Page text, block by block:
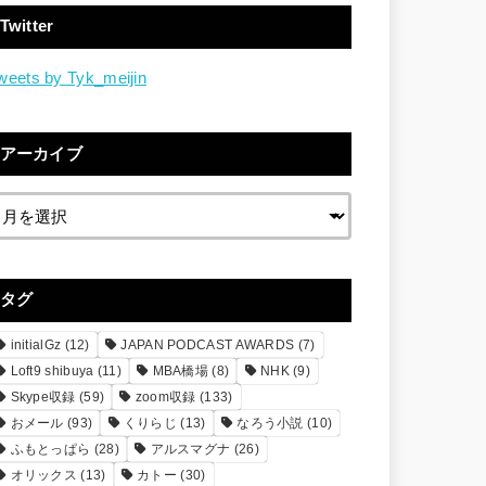
Twitter
by Tyk_meijin
アーカイブ
タグ
initialGz (12) JAPAN PODCAST AWARDS (7)
Loft9 shibuya (11) MBA橋場 (8) NHK (9)
Skype収録 (59) zoom収録 (133)
おメール (93) くりらじ (13) なろう小説 (10)
ふもとっぱら (28) アルスマグナ (26)
オリックス (13) カトー (30)